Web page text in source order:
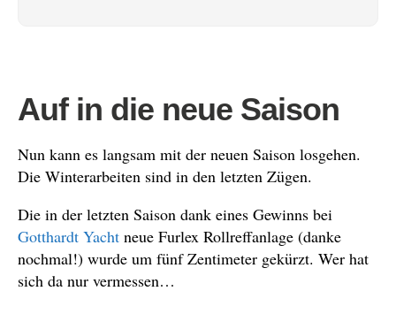
Auf in die neue Saison
Nun kann es langsam mit der neuen Saison losgehen.
Die Winterarbeiten sind in den letzten Zügen.
Die in der letzten Saison dank eines Gewinns bei
Gotthardt Yacht neue Furlex Rollreffanlage (danke
nochmal!) wurde um fünf Zentimeter gekürzt. Wer hat
sich da nur vermessen…